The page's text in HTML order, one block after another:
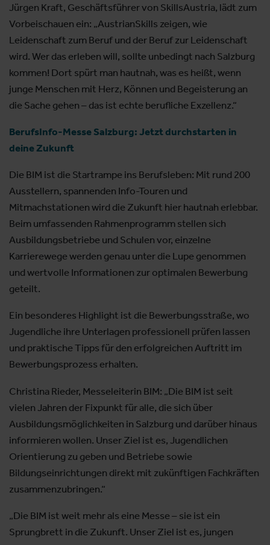
Jürgen Kraft, Geschäftsführer von SkillsAustria, lädt zum
Vorbeischauen ein: „AustrianSkills zeigen, wie
Leidenschaft zum Beruf und der Beruf zur Leidenschaft
wird. Wer das erleben will, sollte unbedingt nach Salzburg
kommen! Dort spürt man hautnah, was es heißt, wenn
junge Menschen mit Herz, Können und Begeisterung an
die Sache gehen – das ist echte berufliche Exzellenz.“
BerufsInfo-Messe Salzburg: Jetzt durchstarten in
deine Zukunft
Die BIM ist die Startrampe ins Berufsleben: Mit rund 200
Ausstellern, spannenden Info-Touren und
Mitmachstationen wird die Zukunft hier hautnah erlebbar.
Beim umfassenden Rahmenprogramm stellen sich
Ausbildungsbetriebe und Schulen vor, einzelne
Karrierewege werden genau unter die Lupe genommen
und wertvolle Informationen zur optimalen Bewerbung
geteilt.
Ein besonderes Highlight ist die Bewerbungsstraße, wo
Jugendliche ihre Unterlagen professionell prüfen lassen
und praktische Tipps für den erfolgreichen Auftritt im
Bewerbungsprozess erhalten.
Christina Rieder, Messeleiterin BIM: „Die BIM ist seit
vielen Jahren der Fixpunkt für alle, die sich über
Ausbildungsmöglichkeiten in Salzburg und darüber hinaus
informieren wollen. Unser Ziel ist es, Jugendlichen
Orientierung zu geben und Betriebe sowie
Bildungseinrichtungen direkt mit zukünftigen Fachkräften
zusammenzubringen.“
„Die BIM ist weit mehr als eine Messe – sie ist ein
Sprungbrett in die Zukunft. Unser Ziel ist es, jungen